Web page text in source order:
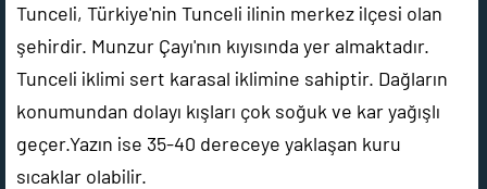
Tunceli, Türkiye'nin Tunceli ilinin merkez ilçesi olan
şehirdir. Munzur Çayı'nın kıyısında yer almaktadır.
Tunceli iklimi sert karasal iklimine sahiptir. Dağların
konumundan dolayı kışları çok soğuk ve kar yağışlı
geçer.Yazın ise 35-40 dereceye yaklaşan kuru
sıcaklar olabilir.